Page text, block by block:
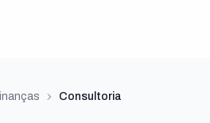
Consultoria